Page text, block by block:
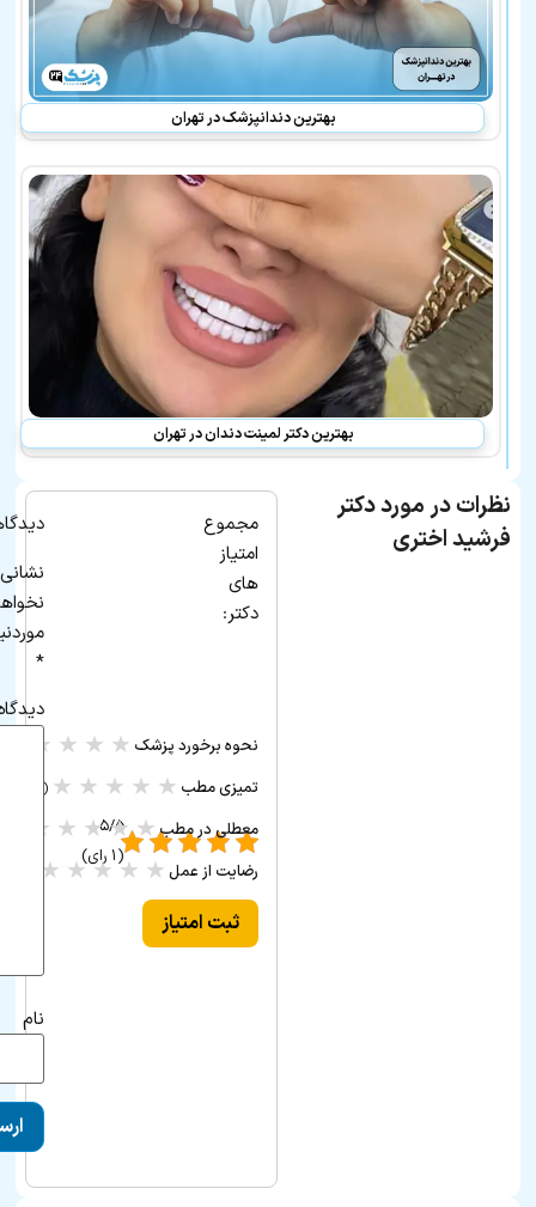
نیز
هستند:
بهترین دندانپزشک در تهران
بهترین دکتر لمینت دندان در تهران
نظرات در مورد دکتر
فرشید اختری
مجموع
امتیاز
های
دکتر:
۵/۵ -
(۱ رای)
نحوه برخورد پزشک ★
★
★
★
تمیزی مطب ★
★
★
★
★ (۰ رأی)
معطلی در مطب★
★
★
★
★
رضایت از عمل ★
★
★
★
★
ثبت امتیاز
*
نام